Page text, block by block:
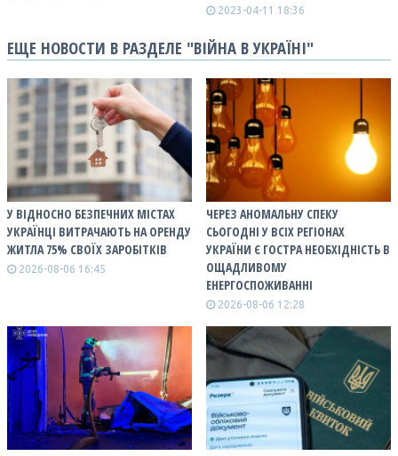
2023-04-11 18:36
ЕЩЕ НОВОСТИ В РАЗДЕЛЕ "ВІЙНА В УКРАЇНІ"
У ВІДНОСНО БЕЗПЕЧНИХ МІСТАХ
УКРАЇНЦІ ВИТРАЧАЮТЬ НА ОРЕНДУ
ЖИТЛА 75% СВОЇХ ЗАРОБІТКІВ
2026-08-06 16:45
ЧЕРЕЗ АНОМАЛЬНУ СПЕКУ
СЬОГОДНІ У ВСІХ РЕГІОНАХ
УКРАЇНИ Є ГОСТРА НЕОБХІДНІСТЬ В
ОЩАДЛИВОМУ
ЕНЕРГОСПОЖИВАННІ
2026-08-06 12:28